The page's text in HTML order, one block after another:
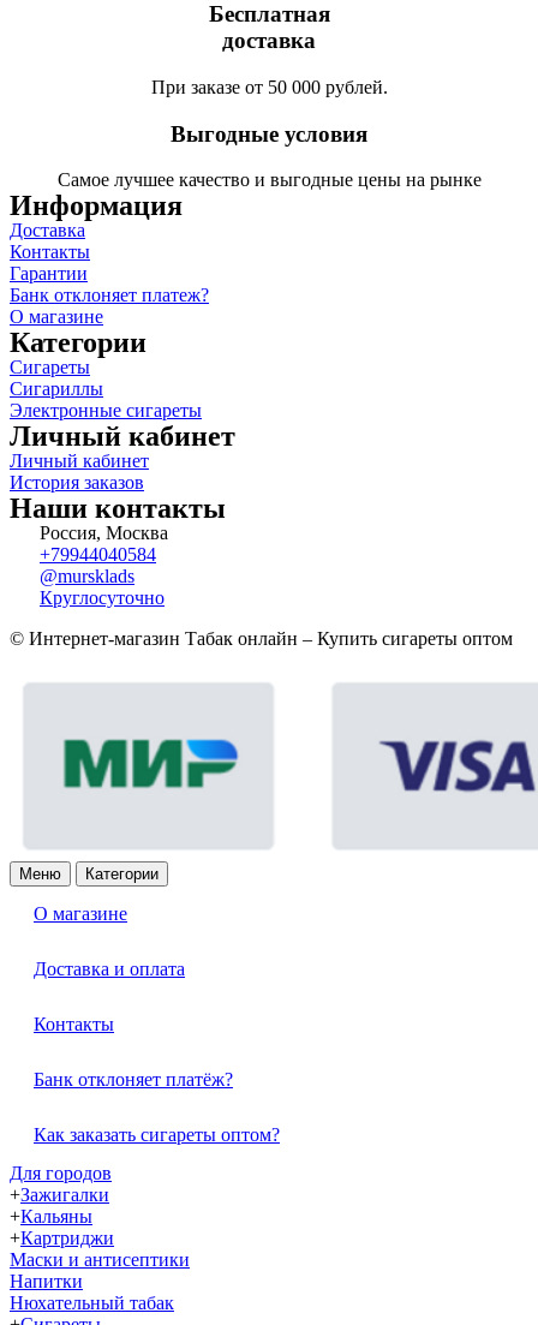
Бесплатная
доставка
При заказе от 50 000 рублей.
Выгодные условия
Самое лучшее качество и выгодные цены на рынке
Информация
Доставка
Контакты
Гарантии
Банк отклоняет платеж?
О магазине
Категории
Сигареты
Сигариллы
Электронные сигареты
Личный кабинет
Личный кабинет
История заказов
Наши контакты
Россия, Москва
+79944040584
@mursklads
Круглосуточно
© Интернет-магазин Табак онлайн – Купить сигареты оптом
Меню Категории
О магазине
Доставка и оплата
Контакты
Банк отклоняет платёж?
Как заказать сигареты оптом?
Для городов
+Зажигалки
+Кальяны
+Картриджи
Маски и антисептики
Напитки
Нюхательный табак